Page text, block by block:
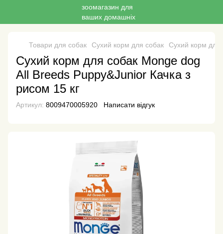
Товари для собак Сухий корм для собак Сухий корм для
Сухий корм для собак Monge dog
All Breeds Puppy&Junior Качка з
рисом 15 кг
Артикул: 8009470005920 Написати відгук